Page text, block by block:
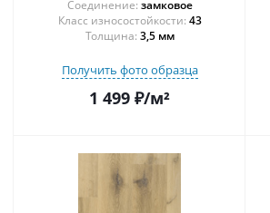
Соединение: замковое
43
Толщина: 3,5 мм
Получить фото образца
1 499 ₽/м²